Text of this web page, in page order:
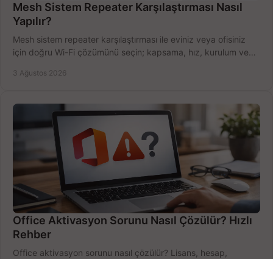
Mesh Sistem Repeater Karşılaştırması Nasıl
Yapılır?
Mesh sistem repeater karşılaştırması ile eviniz veya ofisiniz
için doğru Wi-Fi çözümünü seçin; kapsama, hız, kurulum ve
3 Ağustos 2026
Office Aktivasyon Sorunu Nasıl Çözülür? Hızlı
Rehber
Office aktivasyon sorunu nasıl çözülür? Lisans, hesap,